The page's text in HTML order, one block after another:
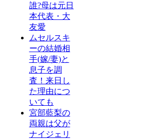
誰?母は元日
本代表・大
友愛
ムセルスキ
ーの結婚相
手(嫁/妻)と
息子を調
査！来日し
た理由につ
いても
宮部藍梨の
両親は父が
ナイジェリ